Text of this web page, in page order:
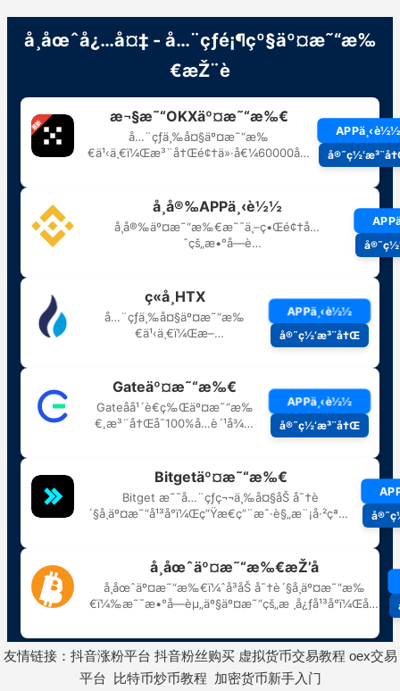
友情链接： 抖音涨粉平台 抖音粉丝购买 虚拟货币交易教程 oex交易
平台
比特币炒币教程 加密货币新手入门